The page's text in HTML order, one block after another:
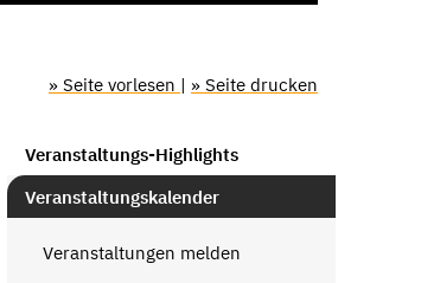
» Seite vorlesen | » Seite drucken
Veranstaltungs-Highlights
Veranstaltungskalender
Veranstaltungen melden